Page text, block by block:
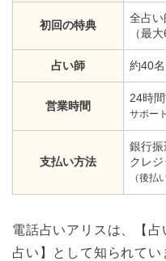
初回の特典
全占
（最
占い師 約40名
営業時間
24時
サポー
支払い方法
銀行振
クレ
（後払
電話占いアリスは、【
占い】として知られてい